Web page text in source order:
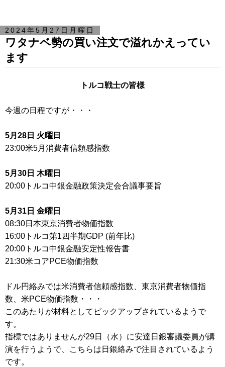
2024年5月27日月曜日
ワタナベ勢の買い注文で溢れかえってい
ます
トルコ戦士の皆様
今週の日程ですが・・・
5月28日 火曜日
23:00米5月消費者信頼感指数
5月30日 木曜日
20:00トルコ中銀金融政策決定会合議事要旨
5月31日 金曜日
08:30日本東京消費者物価指数
16:00トルコ第1四半期GDP (前年比)
20:00トルコ中銀金融安定性報告書
21:30米コアPCE物価指数
ドル円絡みでは米消費者信頼感指数、東京消費者物価指
数、米PCE物価指数・・・
このあたりが材料としてピックアップされているようで
す。
指標ではありませんが29日（水）に安達日銀審議委員が講
演を行うようで、こちらは日銀絡みで注目されているよう
です。